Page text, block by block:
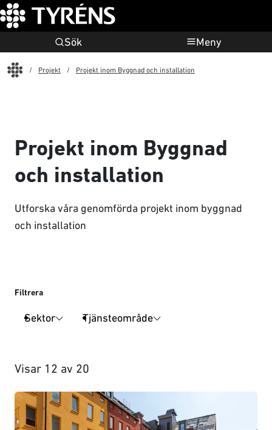
Sök Meny
Projekt
Projekt inom Byggnad och installation
Projekt inom Byggnad
och installation
Utforska våra genomförda projekt inom byggnad
och installation
Filtrera
Sektor Tjänsteområde
Visar 12 av 20